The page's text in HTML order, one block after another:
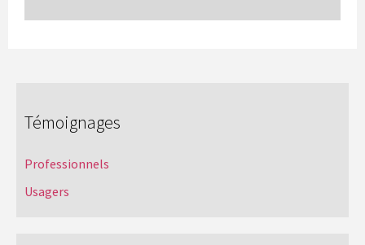
Témoignages
Professionnels
Usagers